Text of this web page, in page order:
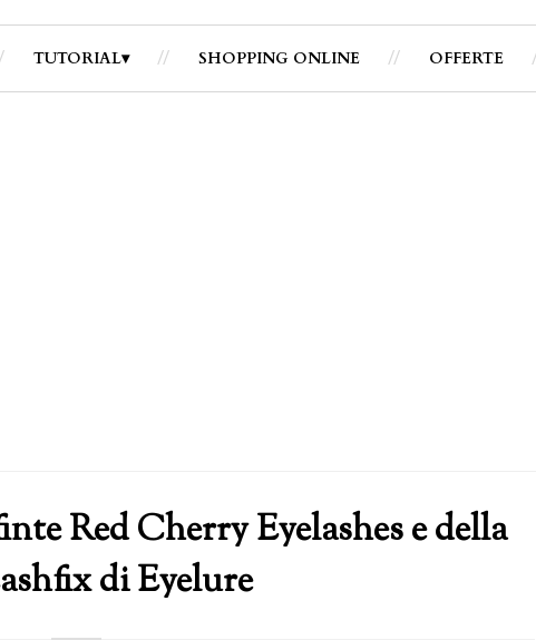
TUTORIAL SHOPPING ONLINE OFFERTE
Red Cherry Eyelashes e della
di Eyelure